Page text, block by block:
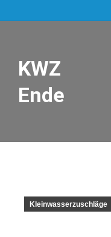
KWZ
Ende
Kleinwasserzuschläge